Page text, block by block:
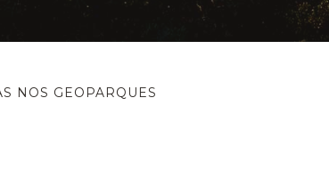
NOS GEOPARQUES